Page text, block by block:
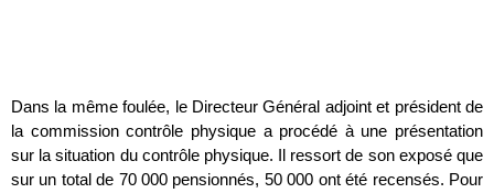
Dans la même foulée, le Directeur Général adjoint et président de
la commission contrôle physique a procédé à une présentation
sur la situation du contrôle physique. Il ressort de son exposé que
sur un total de 70 000 pensionnés, 50 000 ont été recensés. Pour